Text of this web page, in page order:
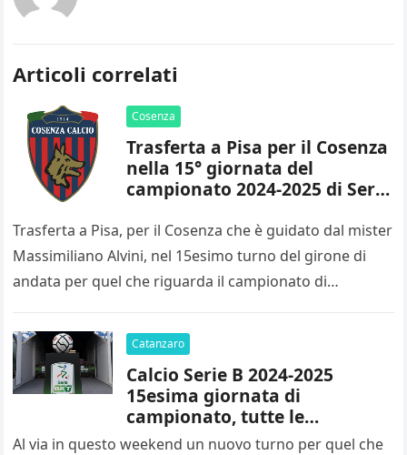
Articoli correlati
Cosenza
Trasferta a Pisa per il Cosenza
nella 15° giornata del
campionato 2024-2025 di Serie
Trasferta a Pisa, per il Cosenza che è guidato dal mister
Massimiliano Alvini, nel 15esimo turno del girone di
andata per quel che riguarda il campionato di…
Catanzaro
Calcio Serie B 2024-2025
15esima giornata di
campionato, tutte le
designazioni arbitrali
Al via in questo weekend un nuovo turno per quel che